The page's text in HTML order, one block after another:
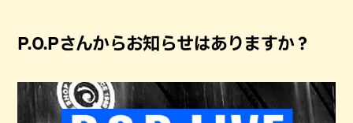
P.O.Pさんからお知らせはありますか？